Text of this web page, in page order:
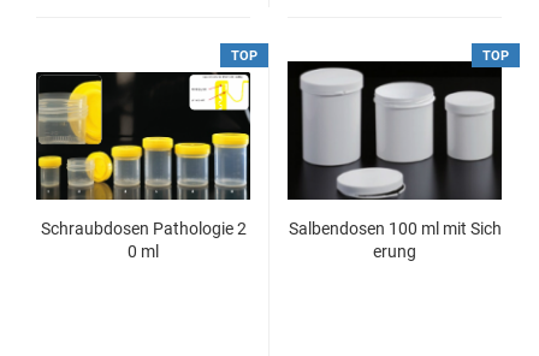
TOP
Schraubdosen Pathologie 2
0 ml
TOP
Salbendosen 100 ml mit Sich
erung